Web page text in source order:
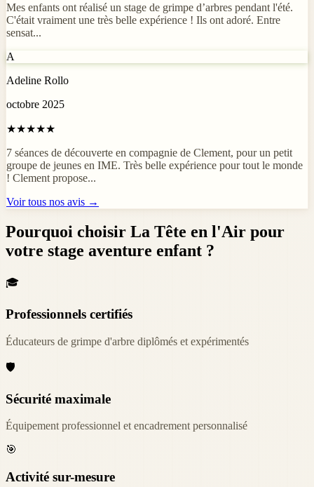
Mes enfants ont réalisé un stage de grimpe d’arbres pendant l'été.
C'était vraiment une très belle expérience ! Ils ont adoré. Entre
sensat...
A
Adeline Rollo
octobre 2025
★★★★★
7 séances de découverte en compagnie de Clement, pour un petit
groupe de jeunes en IME. Très belle expérience pour tout le monde
! Clement propose...
Voir tous nos avis →
Pourquoi choisir La Tête en l'Air pour
votre stage aventure enfant ?
🎓
Professionnels certifiés
Éducateurs de grimpe d'arbre diplômés et expérimentés
🛡️
Sécurité maximale
Équipement professionnel et encadrement personnalisé
🎯
Activité sur-mesure